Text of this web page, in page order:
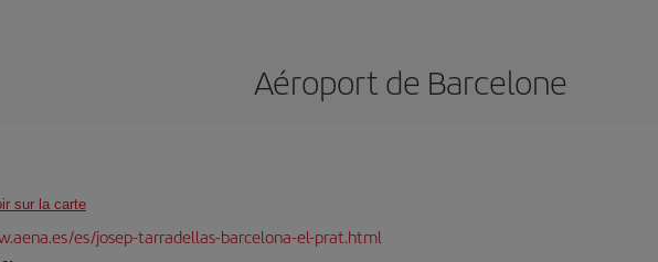
Aéroport de Barcelone
sur la carte
es/josep-tarradellas-barcelona-el-prat.html